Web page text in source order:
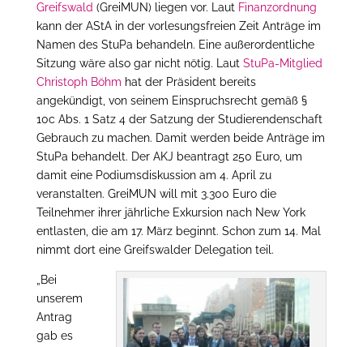
Greifswald (GreiMUN) liegen vor. Laut Finanzordnung
kann der AStA in der vorlesungsfreien Zeit Anträge im
Namen des StuPa behandeln. Eine außerordentliche
Sitzung wäre also gar nicht nötig. Laut StuPa-Mitglied
Christoph Böhm hat der Präsident bereits
angekündigt, von seinem Einspruchsrecht gemäß §
10c Abs. 1 Satz 4 der Satzung der Studierendenschaft
Gebrauch zu machen. Damit werden beide Anträge im
StuPa behandelt. Der AKJ beantragt 250 Euro, um
damit eine Podiumsdiskussion am 4. April zu
veranstalten. GreiMUN will mit 3.300 Euro die
Teilnehmer ihrer jährliche Exkursion nach New York
entlasten, die am 17. März beginnt. Schon zum 14. Mal
nimmt dort eine Greifswalder Delegation teil.
„Bei
unserem
Antrag
gab es